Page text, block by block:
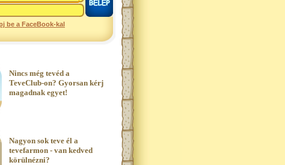
be a FaceBook-kal
Nincs még tevéd a
TeveClub-on? Gyorsan kérj
magadnak egyet!
Nagyon sok teve él a
tevefarmon - van kedved
körülnézni?